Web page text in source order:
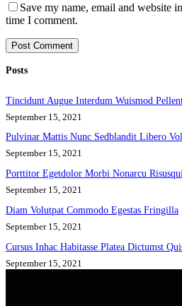
Save my name, email and website
time I comment.
Post Comment
Posts
Tincidunt Augue Interdum Wuismod
September 15, 2021
Pulvinar Mattis Nunc Sedblandit Libero
September 15, 2021
Porttitor Egetdolor Morbi Nonarcu
September 15, 2021
Diam Volutpat Commodo Egestas Fringilla
September 15, 2021
Cursus Inhac Habitasse Platea Dictumst
September 15, 2021